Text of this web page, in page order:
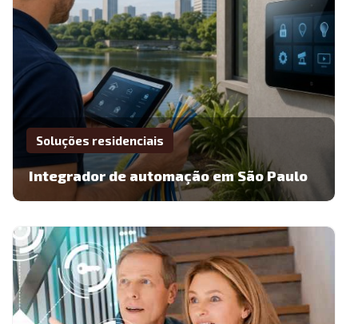
Soluções residenciais
Integrador de automação em São Paulo